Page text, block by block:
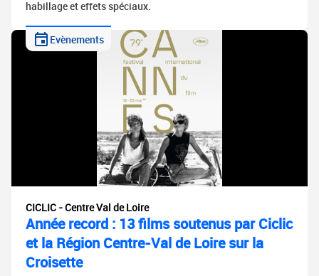
habillage et effets spéciaux.
Evènements
CICLIC - Centre Val de Loire
Année record : 13 films soutenus par Ciclic
et la Région Centre-Val de Loire sur la
Croisette